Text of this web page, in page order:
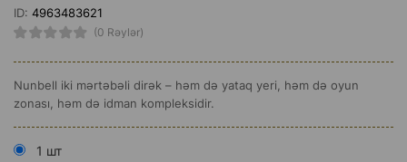
ID: 4963483621
(0 Rəylər)
Nunbell iki mərtəbəli dirək – həm də yataq yeri, həm də oyun
zonası, həm də idman kompleksidir.
1 шт